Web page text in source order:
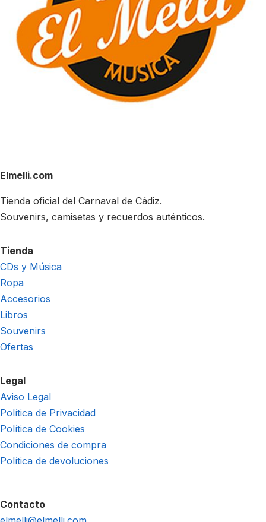
Elmelli.com
Tienda oficial del Carnaval de Cádiz.
Souvenirs, camisetas y recuerdos auténticos.
Tienda
CDs y Música
Ropa
Accesorios
Libros
Souvenirs
Ofertas
Legal
Aviso Legal
Política de Privacidad
Política de Cookies
Condiciones de compra
Política de devoluciones
Contacto